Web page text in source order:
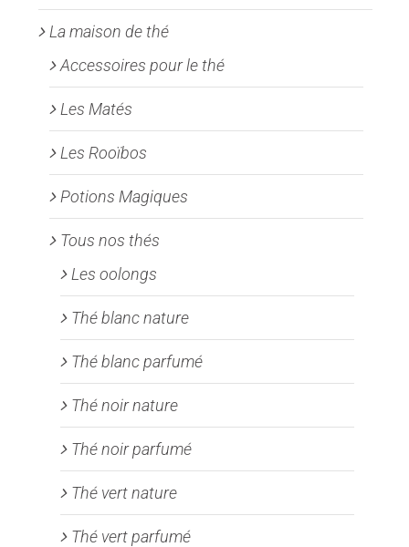
produit
La maison de thé
Accessoires pour le thé
Les Matés
Les Rooïbos
Potions Magiques
Tous nos thés
Les oolongs
Thé blanc nature
Thé blanc parfumé
Thé noir nature
Thé noir parfumé
Thé vert nature
Thé vert parfumé